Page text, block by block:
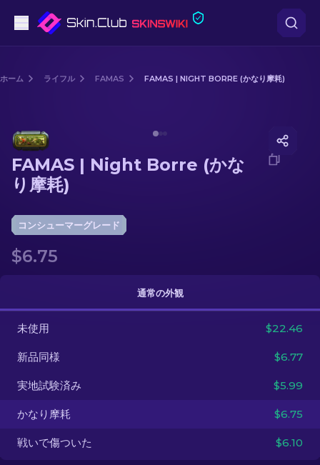
ライフル
スナイパーライフル
グローブ
その他
JA
ホーム ライフル FAMAS FAMAS | NIGHT BORRE (かなり摩耗)
FAMAS | Night Borre (かな
り摩耗)
コンシューマーグレード
$6.75
通常の外観
未使用 $22.46
新品同様 $6.77
実地試験済み $5.99
かなり摩耗 $6.75
戦いで傷ついた $6.10